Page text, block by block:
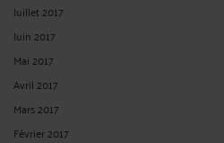
Juillet 2017
Juin 2017
Mai 2017
Avril 2017
Mars 2017
Février 2017